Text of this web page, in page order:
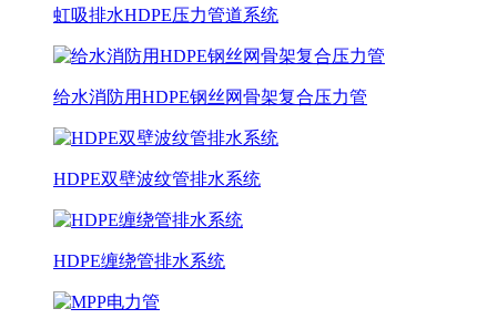
虹吸排水HDPE压力管道系统
给水消防用HDPE钢丝网骨架复合压力管
HDPE双壁波纹管排水系统
HDPE缠绕管排水系统